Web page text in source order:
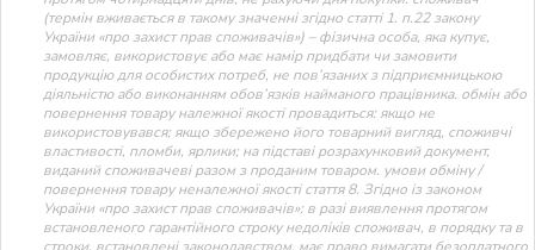
(термін вживається в такому значенні згідно статті 1. п.22 закону
України «про захист прав споживачів») – фізична особа, яка купує,
замовляє, використовує або має намір придбати чи замовити
продукцію для особистих потреб, не пов’язаних з підприємницькою
діяльністю або виконанням обов’язків найманого працівника. обмін або
повернення товару належної якості провадиться: якщо не
використовувався; якщо збережено його товарний вигляд, споживчі
властивості, пломби, ярлики; на підставі розрахунковий документ,
виданий споживачеві разом з проданим товаром. умови обміну /
повернення товару неналежної якості стаття 8. Згідно із законом
України «про захист прав споживачів»: в разі виявлення протягом
встановленого гарантійного строку недоліків споживач, в порядку та в
строки, встановлені законодавством, має право вимагати безоплатного